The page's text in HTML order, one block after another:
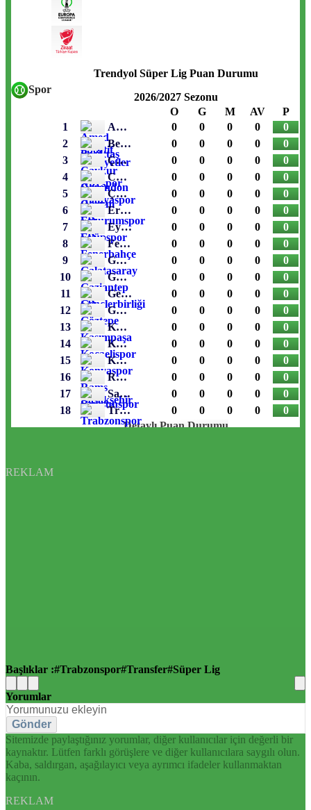
REKLAM
Başlıklar : Trabzonspor Transfer Süper Lig
Yorumlar
Gönder
Sitemizde paylaştığınız yorumlar, diğer kullanıcılar için değerli bir
kaynaktır. Lütfen farklı görüşlere ve diğer kullanıcılara saygılı olun.
Kaba, saldırgan, aşağılayıcı veya ayrımcı ifadeler kullanmaktan
kaçının.
REKLAM